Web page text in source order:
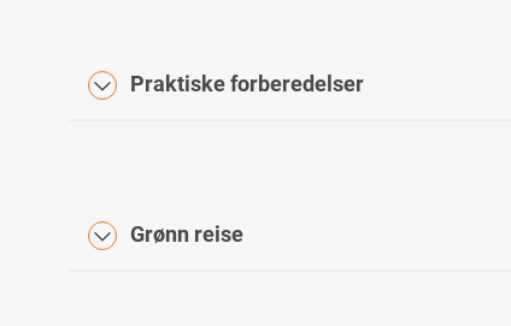
Praktiske forberedelser
Grønn reise